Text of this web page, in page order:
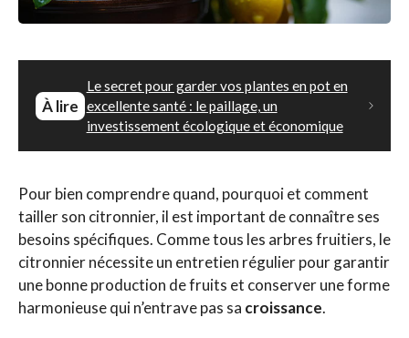
À lire
Le secret pour garder vos plantes en pot en
excellente santé : le paillage, un
investissement écologique et économique
Pour bien comprendre quand, pourquoi et comment
tailler son citronnier, il est important de connaître ses
besoins spécifiques. Comme tous les arbres fruitiers, le
citronnier nécessite un entretien régulier pour garantir
une bonne production de fruits et conserver une forme
harmonieuse qui n’entrave pas sa croissance.